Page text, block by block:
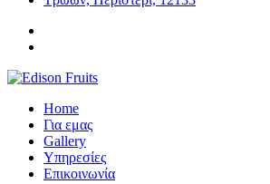
Home
Για εμας
Gallery
Υπηρεσίες
Επικοινωνία